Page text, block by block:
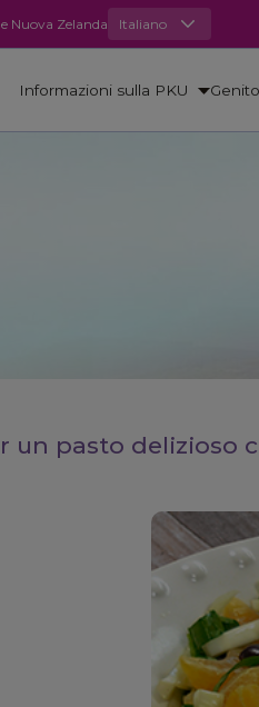
Nuova Zelanda Italiano
Informazioni sulla PKU
pasto delizioso